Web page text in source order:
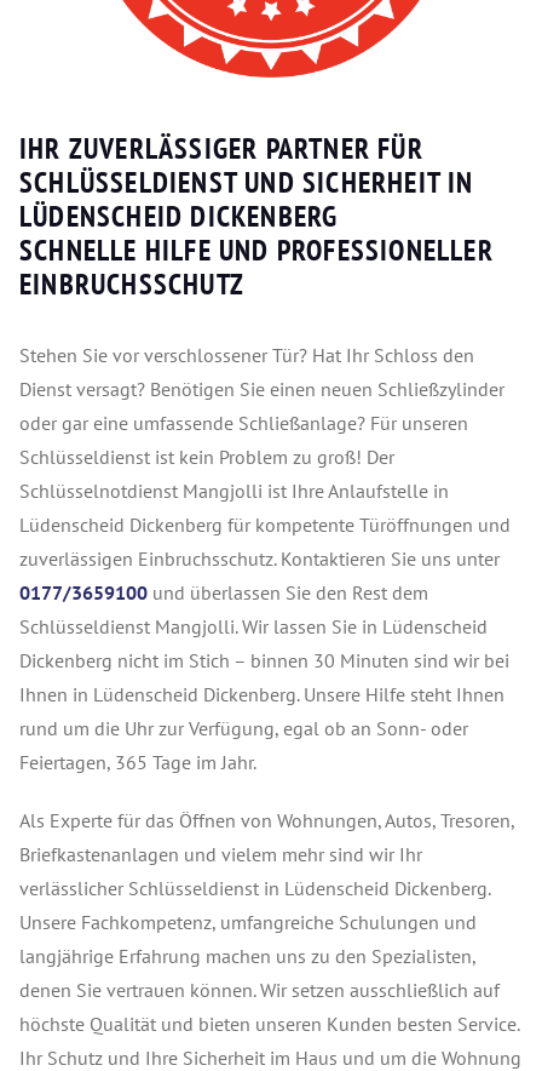
IHR ZUVERLÄSSIGER PARTNER FÜR
SCHLÜSSELDIENST UND SICHERHEIT IN
LÜDENSCHEID DICKENBERG
SCHNELLE HILFE UND PROFESSIONELLER
EINBRUCHSSCHUTZ
Stehen Sie vor verschlossener Tür? Hat Ihr Schloss den
Dienst versagt? Benötigen Sie einen neuen Schließzylinder
oder gar eine umfassende Schließanlage? Für unseren
Schlüsseldienst ist kein Problem zu groß! Der
Schlüsselnotdienst Mangjolli ist Ihre Anlaufstelle in
Lüdenscheid Dickenberg für kompetente Türöffnungen und
zuverlässigen Einbruchsschutz. Kontaktieren Sie uns unter
0177/3659100 und überlassen Sie den Rest dem
Schlüsseldienst Mangjolli. Wir lassen Sie in Lüdenscheid
Dickenberg nicht im Stich – binnen 30 Minuten sind wir bei
Ihnen in Lüdenscheid Dickenberg. Unsere Hilfe steht Ihnen
rund um die Uhr zur Verfügung, egal ob an Sonn- oder
Feiertagen, 365 Tage im Jahr.
Als Experte für das Öffnen von Wohnungen, Autos, Tresoren,
Briefkastenanlagen und vielem mehr sind wir Ihr
verlässlicher Schlüsseldienst in Lüdenscheid Dickenberg.
Unsere Fachkompetenz, umfangreiche Schulungen und
langjährige Erfahrung machen uns zu den Spezialisten,
denen Sie vertrauen können. Wir setzen ausschließlich auf
höchste Qualität und bieten unseren Kunden besten Service.
Ihr Schutz und Ihre Sicherheit im Haus und um die Wohnung